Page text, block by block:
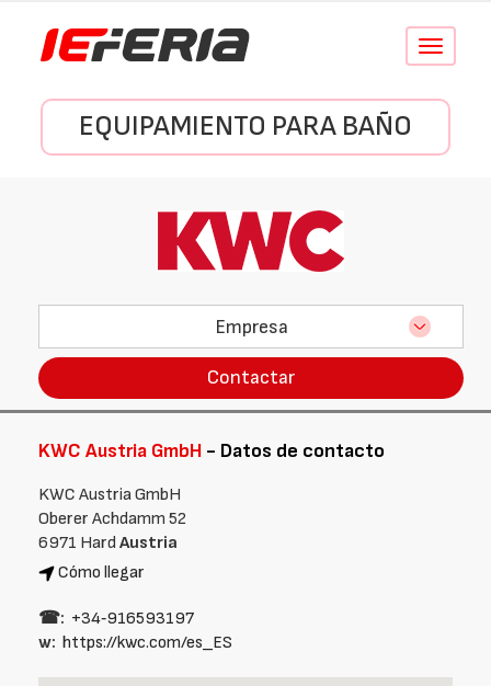
Conmutar
EQUIPAMIENTO PARA BAÑO
Empresa
Contactar
KWC Austria GmbH - Datos de contacto
KWC Austria GmbH
Oberer Achdamm 52
6971 Hard Austria
Cómo llegar
☎: +34‑916593197
w: https://kwc.com/es_ES